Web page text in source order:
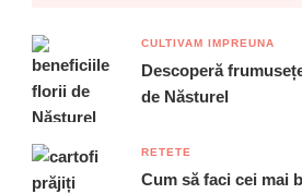
CULTIVAM IMPREUNA
Descoperă
de Năsturel
RETETE
Cum să faci cei mai